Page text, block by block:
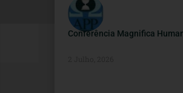
Conferência Magnifica